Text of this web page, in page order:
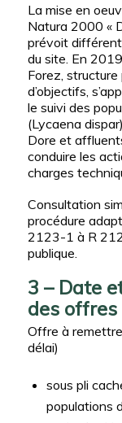
La mise en
Natura 2000 «
prévoit
du site. En
Forez, structure
d’objectifs,
le suivi des
(Lycaena
Dore et
conduire les
charges
Consultation
procédure
2123-1 à R
publique.
3 – Date
des
Offre à
délai)
sous pli
populations